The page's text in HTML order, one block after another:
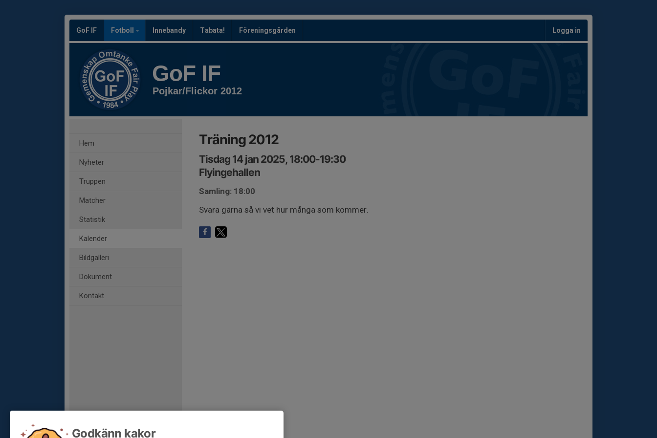
GoF IF Fotboll Innebandy Tabata! Föreningsgården Logga in
GoF IF
Pojkar/Flickor 2012
Hem
Nyheter
Truppen
Matcher
Statistik
Kalender
Bildgalleri
Dokument
Kontakt
Träning 2012
Tisdag 14 jan 2025, 18:00-19:30
Flyingehallen
Samling: 18:00
Svara gärna så vi vet hur många som kommer.
Godkänn kakor